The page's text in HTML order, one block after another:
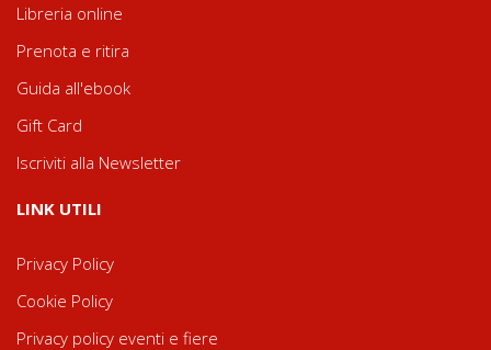
Libreria online
Prenota e ritira
Guida all'ebook
Gift Card
Iscriviti alla Newsletter
LINK UTILI
Privacy Policy
Cookie Policy
Privacy policy eventi e fiere